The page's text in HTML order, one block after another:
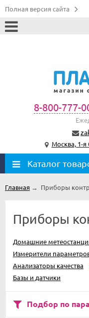
Полная версия сайта
8-800-777-
Москва, 1-
Каталог
Главная → Приборы
Приборы
Домашние
Измерители
Анализаторы качества
Базы и датчики
Подбор по